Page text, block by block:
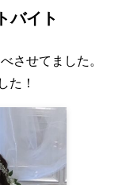
バイト
させてました。
た！